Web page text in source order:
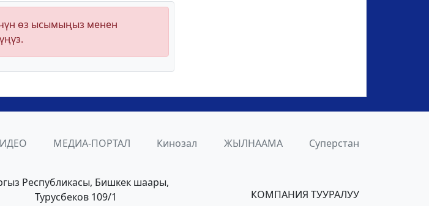
өз ысымыңыз менен
МЕДИА-ПОРТАЛ Кинозал ЖЫЛНААМА Суперстан
Республикасы, Бишкек шаары,
Турусбеков 109/1
КОМПАНИЯ ТУУРАЛУУ